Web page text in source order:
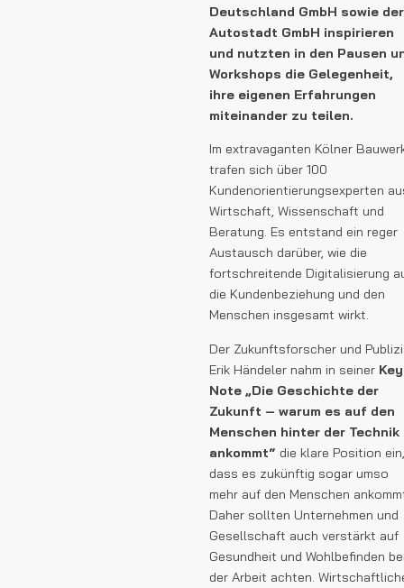
Deutschland GmbH sowie der
Autostadt GmbH inspirieren
und nutzten in den Pausen
Workshops die Gelegenheit,
ihre eigenen Erfahrungen
miteinander zu teilen.
Im extravaganten Kölner
trafen sich über 100
Kundenorientierungsexperten
Wirtschaft, Wissenschaft und
Beratung. Es entstand ein reger
Austausch darüber, wie die
fortschreitende Digitalisierung
die Kundenbeziehung und den
Menschen insgesamt wirkt.
Der Zukunftsforscher und
Erik Händeler nahm in seiner Key
Note „Die Geschichte der
Zukunft – warum es auf den
Menschen hinter der Technik
ankommt“ die klare Position ein,
dass es zukünftig sogar umso
mehr auf den Menschen
Daher sollten Unternehmen und
Gesellschaft auch verstärkt auf
Gesundheit und Wohlbefinden
der Arbeit achten.